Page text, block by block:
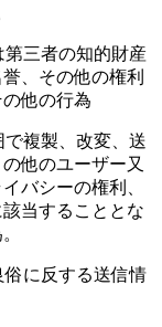
三者の知的財産
、その他の権利
他の行為
複製、改変、送
他のユーザー又
バシーの権利、
当することとな
に反する送信情